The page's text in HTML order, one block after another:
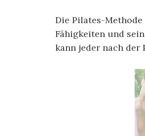
Die Pilates-
Fähigkeiten und
kann jeder nach